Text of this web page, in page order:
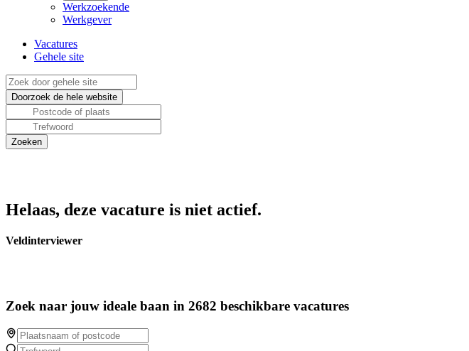
Werkzoekende
Werkgever
Vacatures
Gehele site
Helaas, deze vacature is niet actief.
Veldinterviewer
Zoek naar jouw ideale baan in 2682 beschikbare vacatures